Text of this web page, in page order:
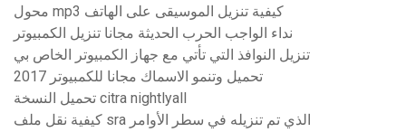
محول mp3 كيفية تنزيل الموسيقى على الهاتف
نداء الواجب الحرب الحديثة مجانا تنزيل الكمبيوتر
تنزيل النوافذ التي تأتي مع جهاز الكمبيوتر الخاص بي
تحميل وتنمو الاسماك مجانا للكمبيوتر 2017
تحميل النسخة citra nightlyall
كيفية نقل ملف sra الذي تم تنزيله في سطر الأوامر